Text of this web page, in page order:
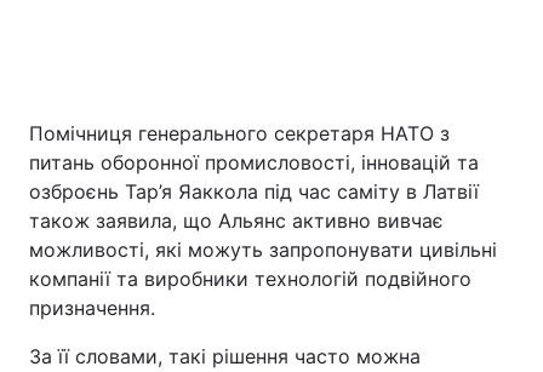
Помічниця генерального секретаря НАТО з
питань оборонної промисловості, інновацій та
озброєнь Тар’я Яаккола під час саміту в Латвії
також заявила, що Альянс активно вивчає
можливості, які можуть запропонувати цивільні
компанії та виробники технологій подвійного
призначення.
За її словами, такі рішення часто можна